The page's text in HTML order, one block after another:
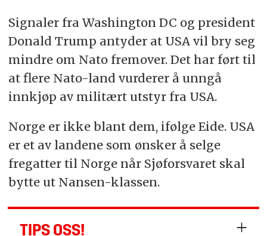
Signaler fra Washington DC og president
Donald Trump antyder at USA vil bry seg
mindre om Nato fremover. Det har ført til
at flere Nato-land vurderer å unngå
innkjøp av militært utstyr fra USA.
Norge er ikke blant dem, ifølge Eide. USA
er et av landene som ønsker å selge
fregatter til Norge når Sjøforsvaret skal
bytte ut Nansen-klassen.
TIPS OSS!